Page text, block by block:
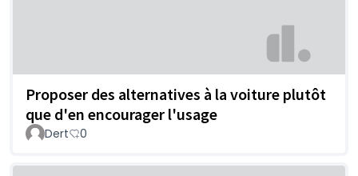
Proposer des alternatives à la voiture plutôt
que d'en encourager l'usage
Dert 0